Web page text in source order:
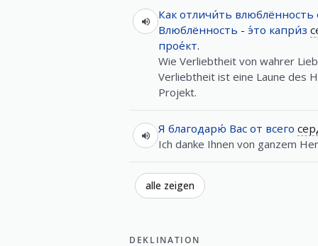
Как отличи́ть влюблённость
Влюблённость - э́то капри́з
прое́кт.
Wie Verliebtheit von wahrer
Verliebtheit ist eine Laune des
Projekt.
Я благодарю́ Вас от всего
Ich danke Ihnen von ganzem
alle zeigen
DEKLINATION